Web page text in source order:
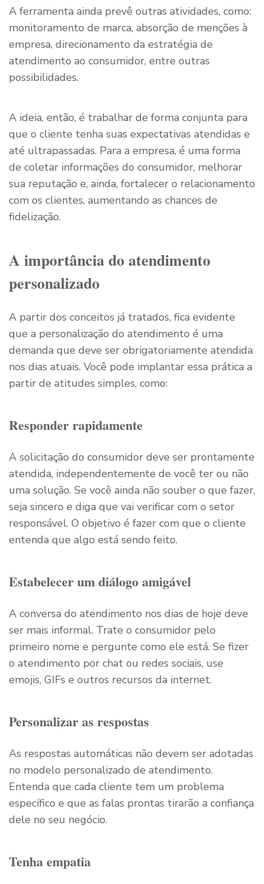
A ferramenta ainda prevê outras atividades, como:
monitoramento de marca, absorção de menções à
empresa, direcionamento da estratégia de
atendimento ao consumidor, entre outras
possibilidades.
A ideia, então, é trabalhar de forma conjunta para
que o cliente tenha suas expectativas atendidas e
até ultrapassadas. Para a empresa, é uma forma
de coletar informações do consumidor, melhorar
sua reputação e, ainda, fortalecer o relacionamento
com os clientes, aumentando as chances de
fidelização.
A importância do atendimento
personalizado
A partir dos conceitos já tratados, fica evidente
que a personalização do atendimento é uma
demanda que deve ser obrigatoriamente atendida
nos dias atuais. Você pode implantar essa prática a
partir de atitudes simples, como:
Responder rapidamente
A solicitação do consumidor deve ser prontamente
atendida, independentemente de você ter ou não
uma solução. Se você ainda não souber o que fazer,
seja sincero e diga que vai verificar com o setor
responsável. O objetivo é fazer com que o cliente
entenda que algo está sendo feito.
Estabelecer um diálogo amigável
A conversa do atendimento nos dias de hoje deve
ser mais informal. Trate o consumidor pelo
primeiro nome e pergunte como ele está. Se fizer
o atendimento por chat ou redes sociais, use
emojis, GIFs e outros recursos da internet.
Personalizar as respostas
As respostas automáticas não devem ser adotadas
no modelo personalizado de atendimento.
Entenda que cada cliente tem um problema
específico e que as falas prontas tirarão a confiança
dele no seu negócio.
Tenha empatia